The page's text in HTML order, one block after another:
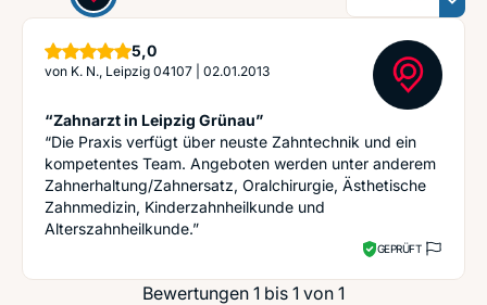
5,0Sterne
von K. N., Leipzig 04107 02.01.2013
“Zahnarzt in Leipzig Grünau”
“Die Praxis verfügt über neuste Zahntechnik und ein
kompetentes Team. Angeboten werden unter anderem
Zahnerhaltung/Zahnersatz, Oralchirurgie, Ästhetische
Zahnmedizin, Kinderzahnheilkunde und
Alterszahnheilkunde.”
GEPRÜFT
Bewertungen 1 bis 1 von 1